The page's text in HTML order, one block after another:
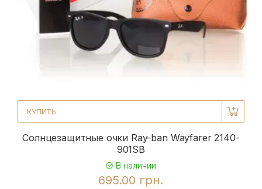
КУПИТЬ
Солнцезащитные очки Ray-ban Wayfarer 2140-
901SB
В наличии
695.00 грн.